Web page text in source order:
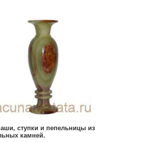
ступки и пепельницы из
камней.